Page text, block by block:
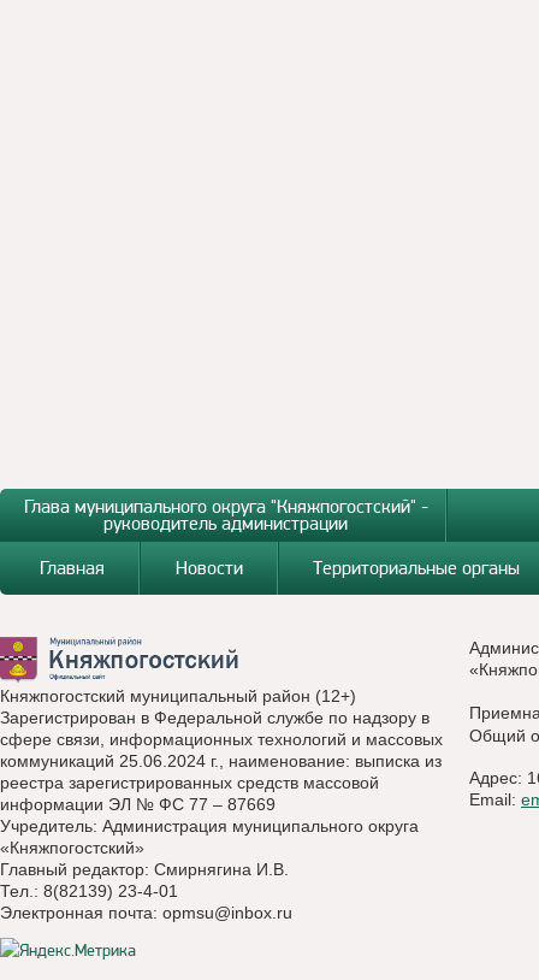
Глава муниципального округа "Княжпогостский" -
руководитель администрации
Главная
Новости Территориальные органы
Княжпогостский муниципальный район (12+)
Зарегистрирован в Федеральной службе по надзору в
сфере связи, информационных технологий и массовых
коммуникаций 25.06.2024 г., наименование: выписка из
реестра зарегистрированных средств массовой
информации ЭЛ № ФС 77 – 87669
Учредитель: Администрация муниципального округа
«Княжпогостский»
Главный редактор: Смирнягина И.В.
Тел.: 8(82139) 23-4-01
Электронная почта: opmsu@inbox.ru
Общий
Адрес:
Email: